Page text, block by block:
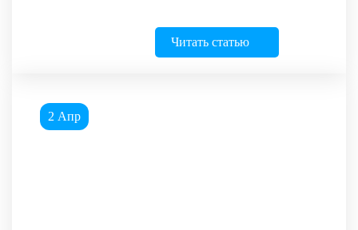
Читать статью
2 Апр